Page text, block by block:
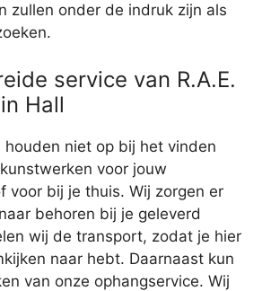
zullen onder de indruk zijn als
service van R.A.E.
Hall
houden niet op bij het vinden
voor jouw
voor bij je thuis. Wij zorgen er
behoren bij je geleverd
wij de transport, zodat je hier
naar hebt. Daarnaast kun
van onze ophangservice. Wij